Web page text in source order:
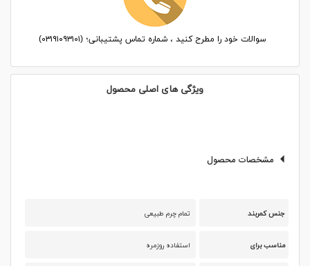
سوالات خود را مطرح کنید ، شماره تماس پشتیبانی؛ (۰۳۱۹۱۰۹۳۱۰۱)
ویژگی های اصلی محصول
مشخصات محصول
جنس کمربند تمام چرم طبیعی
مناسب برای استفاده روزمره